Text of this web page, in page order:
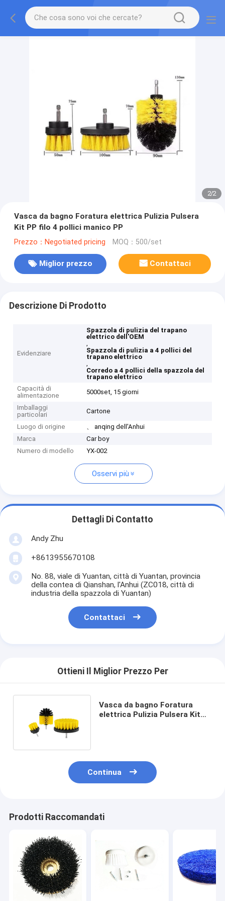
2/2
Vasca da bagno Foratura elettrica Pulizia Pulsera
Kit PP filo 4 pollici manico PP
Prezzo：Negotiated pricing MOQ：500/set
Miglior prezzo Contattaci
Descrizione Di Prodotto
Evidenziare
Spazzola di pulizia del trapano
elettrico dell'OEM
,
Spazzola di pulizia a 4 pollici del
trapano elettrico
,
Corredo a 4 pollici della spazzola del
trapano elettrico
Capacità di
alimentazione
5000set, 15 giorni
Imballaggi
particolari
Cartone
Luogo di origine
、 anqing dell'Anhui
Marca
Car boy
Numero di modello
YX-002
Osservi più
Dettagli Di Contatto
Andy Zhu
+8613955670108
No. 88, viale di Yuantan, città di Yuantan, provincia
della contea di Qianshan, l'Anhui (ZC018, città di
industria della spazzola di Yuantan)
Contattaci
Ottieni Il Miglior Prezzo Per
Vasca da bagno Foratura
elettrica Pulizia Pulsera Kit
Continua
Prodotti Raccomandati